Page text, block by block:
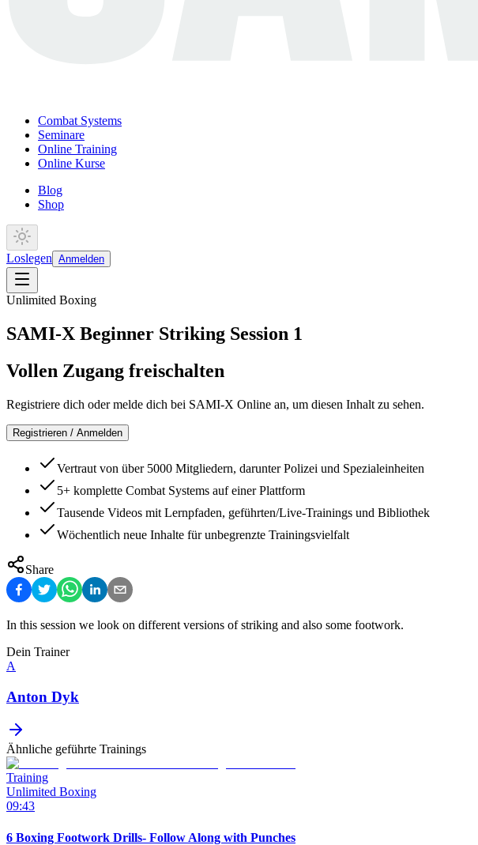
Combat Systems
Seminare
Online Training
Online Kurse
Blog
Shop
Loslegen Anmelden
Unlimited Boxing
SAMI-X Beginner Striking Session 1
Vollen Zugang freischalten
Registriere dich oder melde dich bei SAMI-X Online an, um diesen Inhalt zu sehen.
Registrieren / Anmelden
Vertraut von über 5000 Mitgliedern, darunter Polizei und Spezialeinheiten
5+ komplette Combat Systems auf einer Plattform
Tausende Videos mit Lernpfaden, geführten/Live-Trainings und Bibliothek
Wöchentlich neue Inhalte für unbegrenzte Trainingsvielfalt
Share
In this session we look on different versions of striking and also some footwork.
Dein Trainer
A
Anton Dyk
Ähnliche geführte Trainings
Training
Unlimited Boxing
09:43
6 Boxing Footwork Drills- Follow Along with Punches